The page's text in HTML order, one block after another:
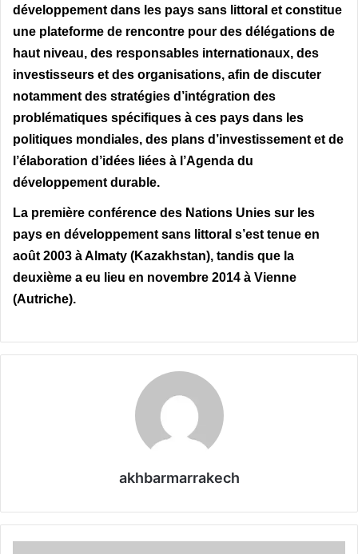
développement dans les pays sans littoral et constitue
une plateforme de rencontre pour des délégations de
haut niveau, des responsables internationaux, des
investisseurs et des organisations, afin de discuter
notamment des stratégies d’intégration des
problématiques spécifiques à ces pays dans les
politiques mondiales, des plans d’investissement et de
l’élaboration d’idées liées à l’Agenda du
développement durable.
La première conférence des Nations Unies sur les
pays en développement sans littoral s’est tenue en
août 2003 à Almaty (Kazakhstan), tandis que la
deuxième a eu lieu en novembre 2014 à Vienne
(Autriche).
akhbarmarrakech